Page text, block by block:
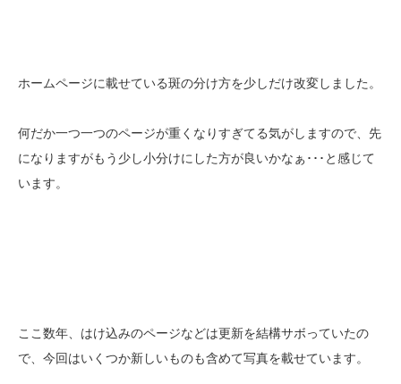
ホームページに載せている斑の分け方を少しだけ改変しました。
何だか一つ一つのページが重くなりすぎてる気がしますので、先
になりますがもう少し小分けにした方が良いかなぁ･･･と感じて
います。
ここ数年、はけ込みのページなどは更新を結構サボっていたの
で、今回はいくつか新しいものも含めて写真を載せています。